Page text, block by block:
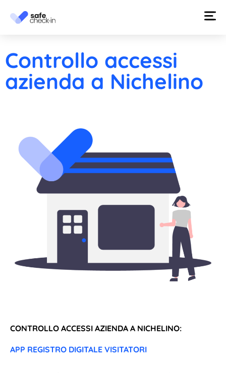
Controllo accessi
azienda a Nichelino
CONTROLLO ACCESSI AZIENDA A NICHELINO:
APP REGISTRO DIGITALE VISITATORI